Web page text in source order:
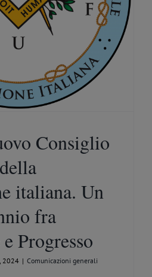
Consiglio
italiana. Un
fra
Progresso
2024 | Comunicazioni generali